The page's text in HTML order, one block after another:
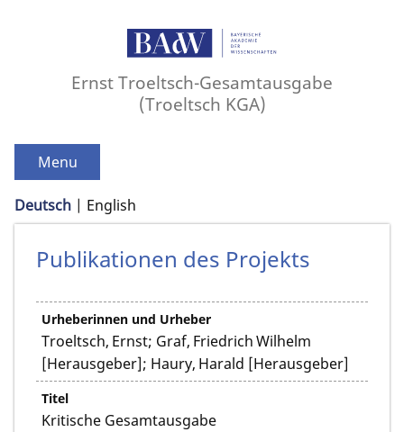
Ernst Troeltsch-Gesamtausgabe
(Troeltsch KGA)
Menu
Deutsch English
Publikationen des Projekts
Urheberinnen und Urheber
Troeltsch, Ernst; Graf, Friedrich Wilhelm
[Herausgeber]; Haury, Harald [Herausgeber]
Titel
Kritische Gesamtausgabe